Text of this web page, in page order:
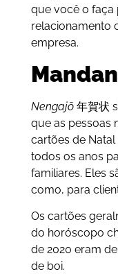
que você o faça
relacionamento
empresa.
Nengajō年賀状
que as pessoas
cartões de
todos os anos
familiares. Eles
como, para
Os cartões
do horóscopo
de 2020 eram
de boi.